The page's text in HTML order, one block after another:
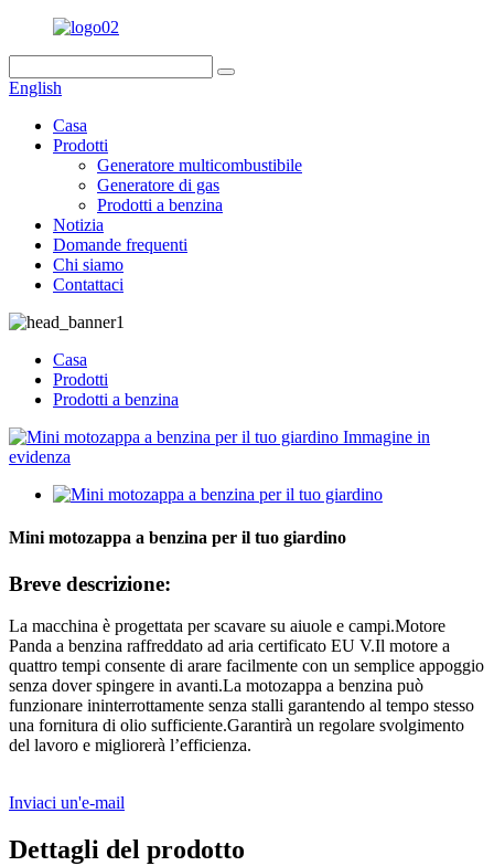
English
Casa
Prodotti
Generatore multicombustibile
Generatore di gas
Prodotti a benzina
Notizia
Domande frequenti
Chi siamo
Contattaci
Casa
Prodotti
Prodotti a benzina
Mini motozappa a benzina per il tuo giardino
Breve descrizione:
La macchina è progettata per scavare su aiuole e campi.Motore
Panda a benzina raffreddato ad aria certificato EU V.Il motore a
quattro tempi consente di arare facilmente con un semplice appoggio
senza dover spingere in avanti.La motozappa a benzina può
funzionare ininterrottamente senza stalli garantendo al tempo stesso
una fornitura di olio sufficiente.Garantirà un regolare svolgimento
del lavoro e migliorerà l’efficienza.
Inviaci un'e-mail
Dettagli del prodotto